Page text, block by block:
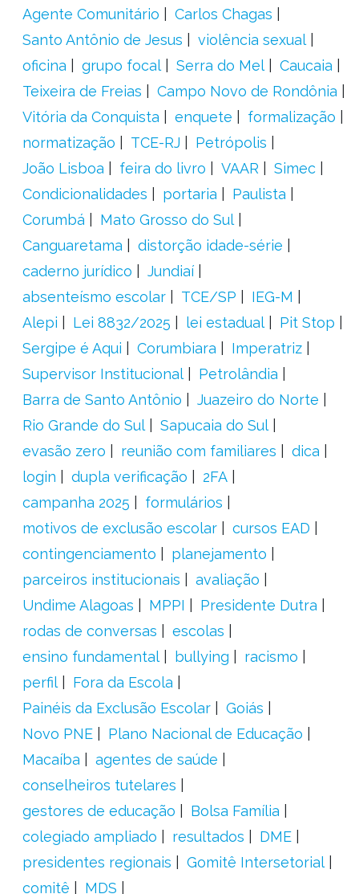
Agente Comunitário
Carlos Chagas
Santo Antônio de Jesus
violência sexual
oficina
grupo focal Serra do Mel
Caucaia
Teixeira de Freias
Campo Novo de Rondônia
Vitória da Conquista
enquete
formalização
normatização
TCE-RJ
Petrópolis
João Lisboa
feira do livro VAAR
Simec
Condicionalidades
portaria
Paulista
Corumbá
Mato Grosso do Sul
Canguaretama
distorção idade-série
caderno jurídico
Jundiaí
absenteísmo escolar
TCE/SP
IEG-M
Alepi
Lei 8832/2025 lei estadual
Pit Stop
Sergipe é Aqui
Corumbiara
Imperatriz
Supervisor Institucional
Petrolândia
Barra de Santo Antônio
Juazeiro do Norte
Rio Grande do Sul
Sapucaia do Sul
evasão zero
reunião com familiares
dica
login
dupla verificação
2FA
campanha 2025
formulários
motivos de exclusão escolar
cursos EAD
contingenciamento
planejamento
parceiros institucionais
avaliação
Undime Alagoas
MPPI
Presidente Dutra
rodas de conversas
escolas
ensino fundamental
bullying
racismo
perfil
Fora da Escola
Painéis da Exclusão Escolar
Goiás
Novo PNE
Plano Nacional de Educação
Macaíba
agentes de saúde
conselheiros tutelares
gestores de educação
Bolsa Família
colegiado ampliado
resultados
DME
presidentes regionais
Gomitê Intersetorial
comitê
MDS